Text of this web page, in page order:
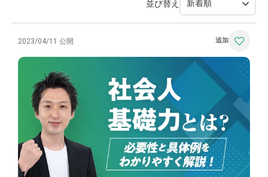
並び替え
2023/04/11 公開